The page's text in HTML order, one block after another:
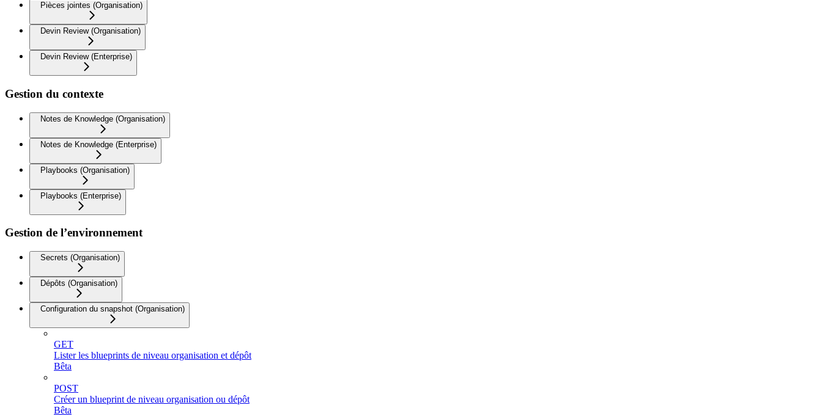
Pièces jointes (Organisation)
Devin Review (Organisation)
Devin Review (Enterprise)
Gestion du contexte
Notes de Knowledge (Organisation)
Notes de Knowledge (Enterprise)
Playbooks (Organisation)
Playbooks (Enterprise)
Gestion de l’environnement
Secrets (Organisation)
Dépôts (Organisation)
Configuration du snapshot (Organisation)
GET
Lister les blueprints de niveau organisation et dépôt
Bêta
POST
Créer un blueprint de niveau organisation ou dépôt
Bêta